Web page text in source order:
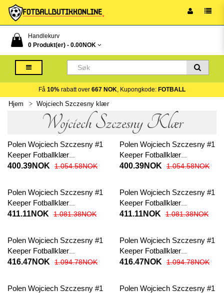
Handlekurv
0 Produkt(er) - 0.00NOK
Få 10% rabatt over 667 NOK, Kupongkode: FOTBALL
Hjem Wojciech Szczesny klær
Wojciech Szczesny Klær
Polen Wojciech Szczesny #1
Keeper Fotballklær
Hjemmedraktsett Barn EM
400.39NOK 1.054.58NOK
Polen Wojciech Szczesny #1
Keeper Fotballklær
Bortedraktsett Barn EM 2024
400.39NOK 1.054.58NOK
Polen Wojciech Szczesny #1
Keeper Fotballklær
Hjemmedraktsett Barn EM
411.11NOK 1.081.38NOK
Polen Wojciech Szczesny #1
Keeper Fotballklær
Bortedraktsett Barn EM 2024
411.11NOK 1.081.38NOK
Polen Wojciech Szczesny #1
Keeper Fotballklær
Hjemmedrakt EM 2024
416.47NOK 1.094.78NOK
Polen Wojciech Szczesny #1
Keeper Fotballklær
Bortedrakt EM 2024
416.47NOK 1.094.78NOK
Polen Wojciech Szczesny #1
Polen Wojciech Szczesny #1